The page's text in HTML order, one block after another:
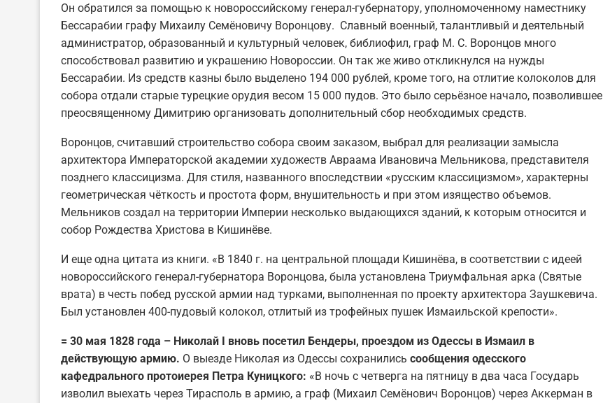
Он обратился за помощью к новороссийскому генерал-губернатору, уполномоченному наместнику
Бессарабии графу Михаилу Семёновичу Воронцову. Славный военный, талантливый и деятельный
администратор, образованный и культурный человек, библиофил, граф М. С. Воронцов много
способствовал развитию и украшению Новороссии. Он так же живо откликнулся на нужды
Бессарабии. Из средств казны было выделено 194 000 рублей, кроме того, на отлитие колоколов для
собора отдали старые турецкие орудия весом 15 000 пудов. Это было серьёзное начало, позволившее
преосвященному Димитрию организовать дополнительный сбор необходимых средств.
Воронцов, считавший строительство собора своим заказом, выбрал для реализации замысла
архитектора Императорской академии художеств Авраама Ивановича Мельникова, представителя
позднего классицизма. Для стиля, названного впоследствии «русским классицизмом», характерны
геометрическая чёткость и простота форм, внушительность и при этом изящество объемов.
Мельников создал на территории Империи несколько выдающихся зданий, к которым относится и
собор Рождества Христова в Кишинёве.
И еще одна цитата из книги. «В 1840 г. на центральной площади Кишинёва, в соответствии с идеей
новороссийского генерал-губернатора Воронцова, была установлена Триумфальная арка (Святые
врата) в честь побед русской армии над турками, выполненная по проекту архитектора Заушкевича.
Был установлен 400-пудовый колокол, отлитый из трофейных пушек Измаильской крепости».
= 30 мая 1828 года – Николай I вновь посетил Бендеры, проездом из Одессы в Измаил в
действующую армию. О выезде Николая из Одессы сохранились сообщения одесского
кафедрального протоиерея Петра Куницкого: «В ночь с четверга на пятницу в два часа Государь
изволил выехать через Тирасполь в армию, а граф (Михаил Семёнович Воронцов) через Аккерман в